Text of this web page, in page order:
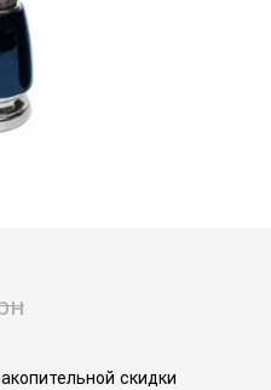
скидки